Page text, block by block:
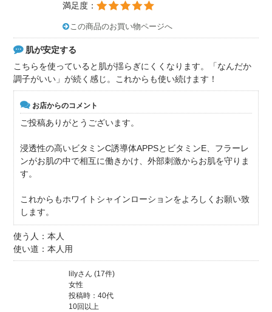
満足度：
この商品のお買い物ページへ
肌が安定する
こちらを使っていると肌が揺らぎにくくなります。「なんだか
調子がいい」が続く感じ。これからも使い続けます！
お店からのコメント
ご投稿ありがとうございます。
浸透性の高いビタミンC誘導体APPSとビタミンE、フラーレ
ンがお肌の中で相互に働きかけ、外部刺激からお肌を守りま
す。
これからもホワイトシャインローションをよろしくお願い致
します。
使う人：本人
使い道：本人用
lilyさん (17件)
女性
投稿時：40代
10回以上